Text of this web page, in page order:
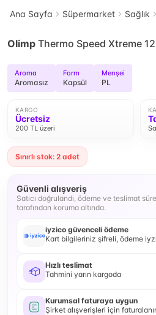
Ana Sayfa Süpermarket Sağlık
Olimp Thermo Speed Xtreme
Aroma
Aromasız
Form
Kapsül
Menşei
PL
KARGO
Ücretsiz
200 TL üzeri
Sınırlı stok: 2 adet
Güvenli alışveriş
Satıcı doğrulandı, ödeme ve teslimat
tarafından koruma altında.
iyzico güvenceli ödeme
Kart bilgileriniz şifreli, ödeme
Hızlı teslimat
Tahmini yarın kargoda
Kurumsal faturaya uygun
Şirket alışverişleri için